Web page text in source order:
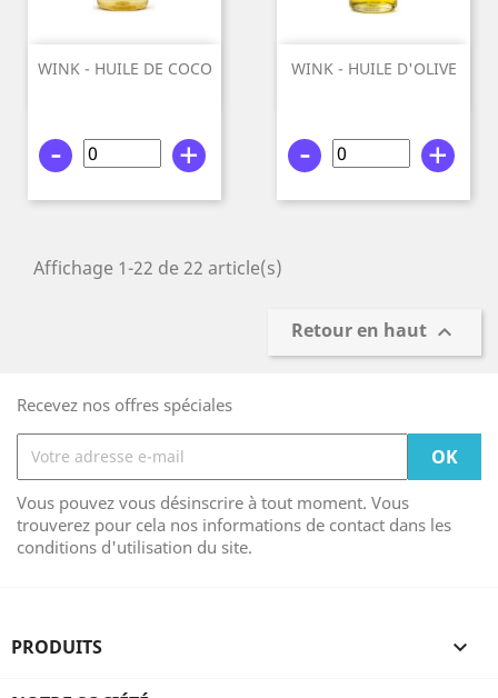
WINK - HUILE DE COCO
- +
WINK - HUILE D'OLIVE
- +
Affichage 1-22 de 22 article(s)
Retour en haut 
Recevez nos offres spéciales
Vous pouvez vous désinscrire à tout moment. Vous
trouverez pour cela nos informations de contact dans les
conditions d'utilisation du site.
PRODUITS 